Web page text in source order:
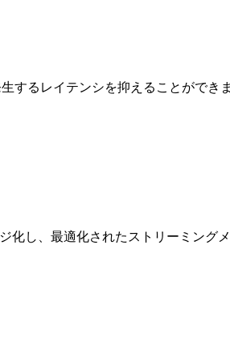
るレイテンシを抑えることができま
し、最適化されたストリーミング